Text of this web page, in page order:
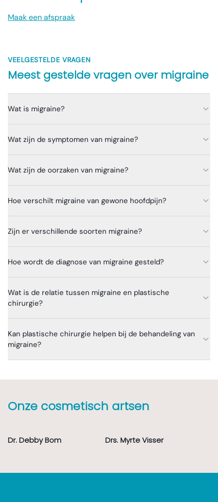
Maak een afspraak
VEELGESTELDE VRAGEN
Meest gestelde vragen over migraine
Wat is migraine?
Wat zijn de symptomen van migraine?
Wat zijn de oorzaken van migraine?
Hoe verschilt migraine van gewone hoofdpijn?
Zijn er verschillende soorten migraine?
Hoe wordt de diagnose van migraine gesteld?
Wat is de relatie tussen migraine en plastische
chirurgie?
Kan plastische chirurgie helpen bij de behandeling van
migraine?
Onze cosmetisch artsen
Dr. Debby Bom Drs. Myrte Visser